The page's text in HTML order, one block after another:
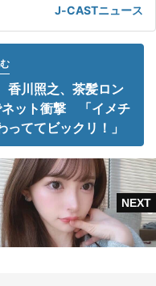
J-CASTニュース
香川照之、茶髪ロン
ネット衝撃 「イメチ
ててビックリ！」